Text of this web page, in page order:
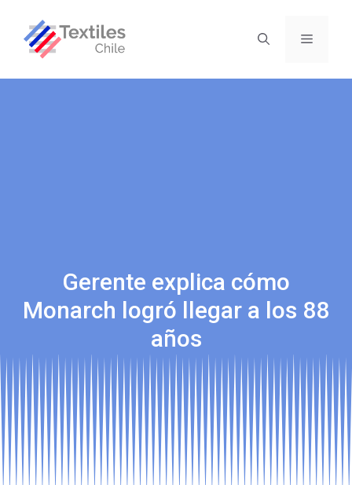
Gerente explica cómo
Monarch logró llegar a los 88
años